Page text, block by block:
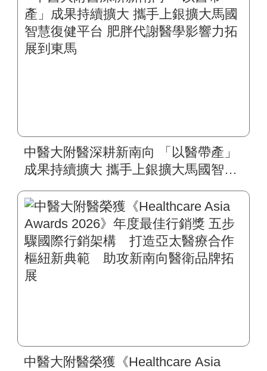
中醫大附醫深耕新南向 「以醫帶產」
成果持續擴大 攜手上銀擴大馬國智慧
東馬
中醫大附醫榮獲《Healthcare Asia